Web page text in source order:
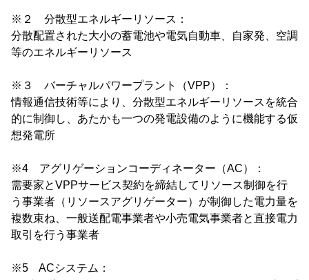
※２ 分散型エネルギーリソース：
分散配置された大小の蓄電池や電気自動車、自家発、空調
等のエネルギーリソース
※３ バーチャルパワープラント（VPP）：
情報通信技術等により、分散型エネルギーリソースを統合
的に制御し、あたかも一つの発電設備のように機能する仮
想発電所
※4 アグリゲーションコーディネーター（AC）：
需要家とVPPサービス契約を締結してリソース制御を行
う事業者（リソースアグリゲーター）が制御した電力量を
複数束ね、一般送配電事業者や小売電気事業者と直接電力
取引を行う事業者
※5 ACシステム：